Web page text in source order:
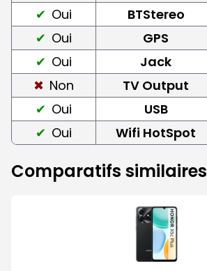
Oui
BTStereo
Oui
GPS
Oui
Jack
Non
TV Output
Oui
USB
Oui
Wifi HotSpot
Comparatifs similaires